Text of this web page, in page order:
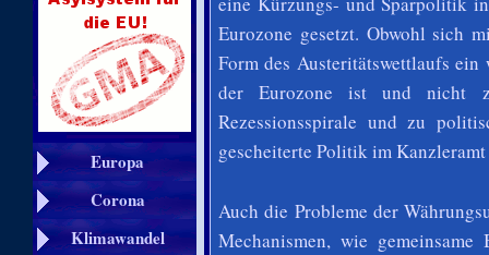
Europa
Corona
Klimawandel
Eurozone gesetzt. Obwohl sich
Form des Austeritätswettlaufs
der Eurozone ist und nicht
Rezessionsspirale und zu
gescheiterte Politik im
Auch die Probleme der
Mechanismen, wie gemeinsame